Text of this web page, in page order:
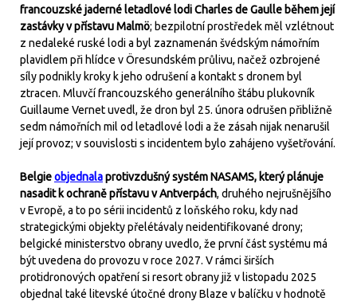
francouzské jaderné letadlové lodi Charles de Gaulle během její
zastávky v přístavu Malmö; bezpilotní prostředek měl vzlétnout
z nedaleké ruské lodi a byl zaznamenán švédským námořním
plavidlem při hlídce v Öresundském průlivu, načež ozbrojené
síly podnikly kroky k jeho odrušení a kontakt s dronem byl
ztracen. Mluvčí francouzského generálního štábu plukovník
Guillaume Vernet uvedl, že dron byl 25. února odrušen přibližně
sedm námořních mil od letadlové lodi a že zásah nijak nenarušil
její provoz; v souvislosti s incidentem bylo zahájeno vyšetřování.
Belgieobjednalaprotivzdušný systém NASAMS, který plánuje
nasadit k ochraně přístavu v Antverpách, druhého nejrušnějšího
v Evropě, a to po sérii incidentů z loňského roku, kdy nad
strategickými objekty přelétávaly neidentifikované drony;
belgické ministerstvo obrany uvedlo, že první část systému má
být uvedena do provozu v roce 2027. V rámci širších
protidronových opatření si resort obrany již v listopadu 2025
objednal také litevské útočné drony Blaze v balíčku v hodnotě